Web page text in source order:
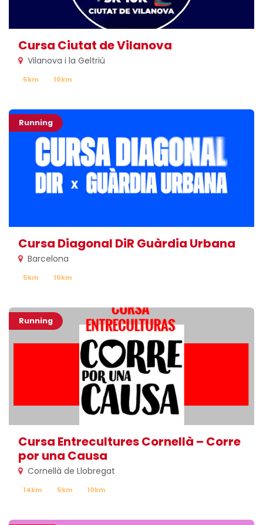
Cursa Ciutat de Vilanova
Vilanova i la Geltriú
5km 10km
Running
Cursa Diagonal DiR Guàrdia Urbana
Barcelona
5km 10km
Running
Cursa Entrecultures Cornellà – Corre
por una Causa
Cornellà de Llobregat
14km 5km 10km